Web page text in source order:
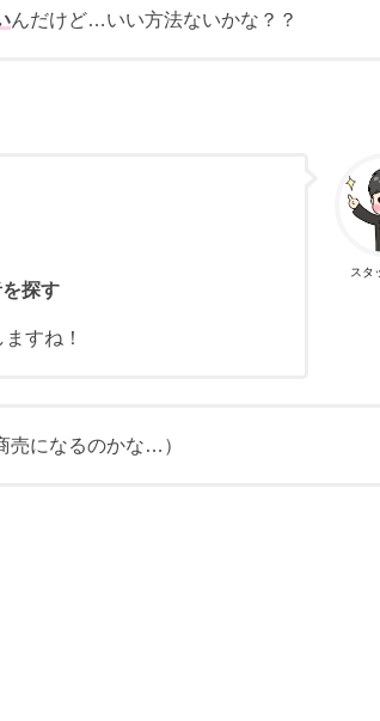
んだけど…いい方法ないかな？？
スタ
探す
すね！
売になるのかな…）